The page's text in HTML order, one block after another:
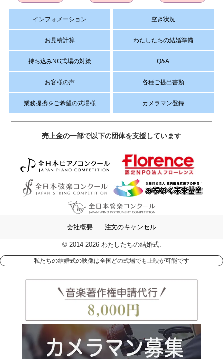
インフォメーション 空き状況
お見積計算 わたしたちの結婚準備
持ち込みNG式場の対策 Q&A
お客様の声 各種ご提出書類
業務提携をご希望の式場様 カメラマン登録
売上金の一部で以下の団体を支援しています
会社概要 注文のキャンセル
© 2014-2026 わたしたちの結婚式.
私たちの結婚式の映像は全国どの式場でも上映が可能です